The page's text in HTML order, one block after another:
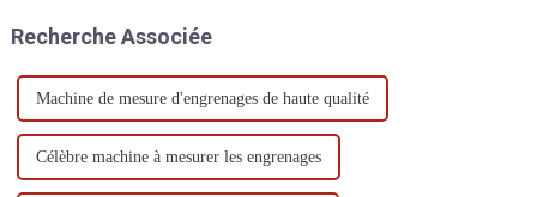
l'électronique, le d...
Recherche Associée
Machine de mesure d'engrenages de haute qualité
Célèbre machine à mesurer les engrenages